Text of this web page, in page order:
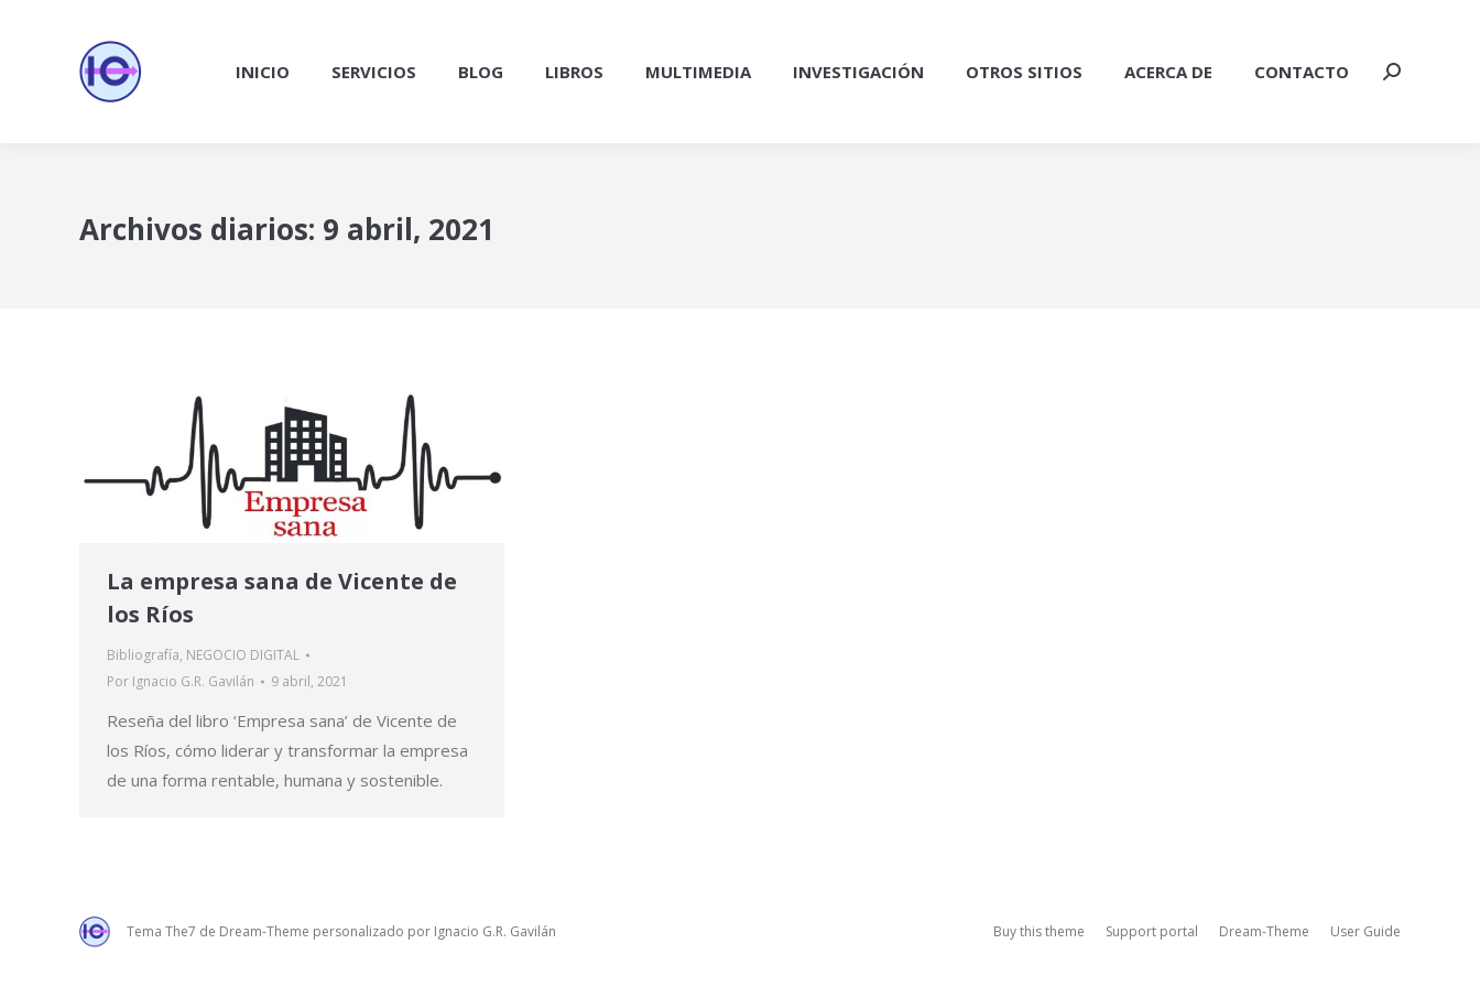
INICIO SERVICIOS BLOG LIBROS MULTIMEDIA INVESTIGACIÓN OTROS SITIOS ACERCA DE CONTACTO Buscar:
Archivos diarios: 9 abril, 2021
La empresa sana de Vicente de
los Ríos
Bibliografía, NEGOCIO DIGITAL
Por Ignacio G.R. Gavilán 9 abril, 2021
Reseña del libro ‘Empresa sana’ de Vicente de
los Ríos, cómo liderar y transformar la empresa
de una forma rentable, humana y sostenible.
Tema The7 de Dream-Theme personalizado por Ignacio G.R. Gavilán Buy this theme Support portal Dream-Theme User Guide